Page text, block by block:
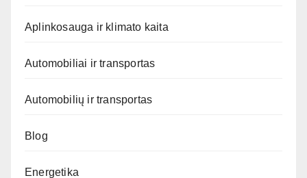
Aplinkosauga ir klimato kaita
Automobiliai ir transportas
Automobilių ir transportas
Blog
Energetika